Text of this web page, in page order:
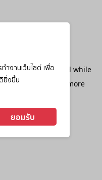
งานเว็บไซต์ เพื่อ
ยิ่งขึ้น
ยอมรับ
has occurred while
console
for more